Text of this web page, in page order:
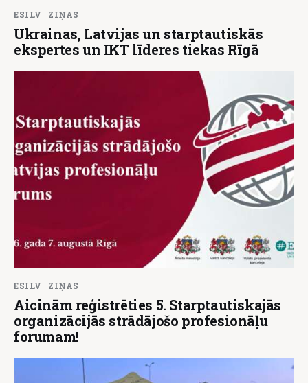
ESILV ZIŅAS
Ukrainas, Latvijas un starptautiskās
ekspertes un IKT līderes tiekas Rīgā
ESILV ZIŅAS
Aicinām reģistrēties 5. Starptautiskajās
organizācijās strādājošo profesionāļu
forumam!